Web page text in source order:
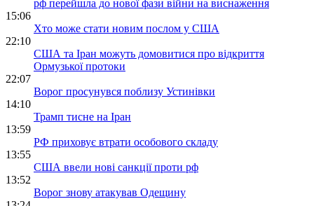
рф перейшла до нової фази війни на виснаження
15:06
Хто може стати новим послом у США
22:10
США та Іран можуть домовитися про відкриття
Ормузької протоки
22:07
Ворог просунувся поблизу Устинівки
14:10
Трамп тисне на Іран
13:59
РФ приховує втрати особового складу
13:55
США ввели нові санкції проти рф
13:52
Ворог знову атакував Одещину